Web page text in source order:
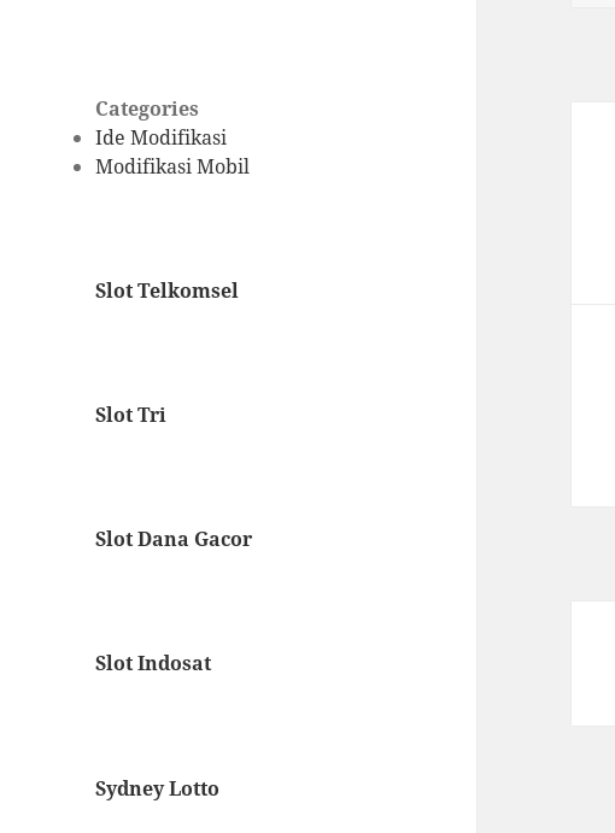
Categories
Ide Modifikasi
Modifikasi Mobil
Slot Telkomsel
Slot Tri
Slot Dana Gacor
Slot Indosat
Sydney Lotto